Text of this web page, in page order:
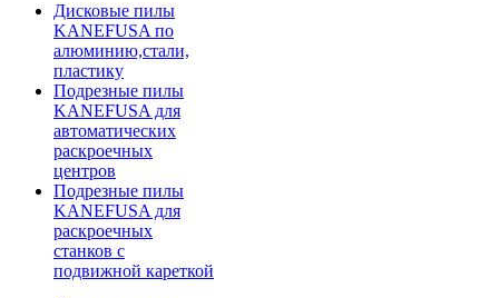
Дисковые пилы
KANEFUSA по
алюминию,стали,
пластику
Подрезные пилы
KANEFUSA для
автоматических
раскроечных
центров
Подрезные пилы
KANEFUSA для
раскроечных
станков с
подвижной кареткой